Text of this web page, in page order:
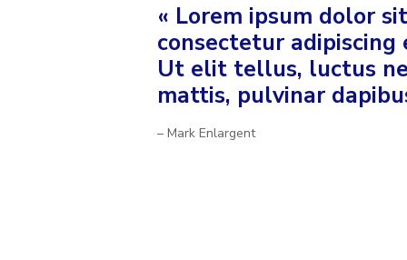
« Lorem ipsum dolor
consectetur adipiscing
Ut elit tellus, luctus
mattis, pulvinar
– Mark Enlargent